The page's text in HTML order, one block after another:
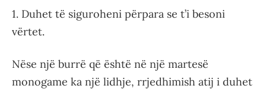
1. Duhet të siguroheni përpara se t’i besoni
vërtet.
Nëse një burrë që është në një martesë
monogame ka një lidhje, rrjedhimish atij i duhet